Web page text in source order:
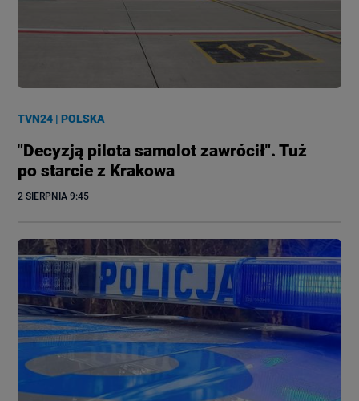
TVN24 |POLSKA
"Decyzją pilota samolot zawrócił". Tuż
po starcie z Krakowa
2 SIERPNIA 9:45